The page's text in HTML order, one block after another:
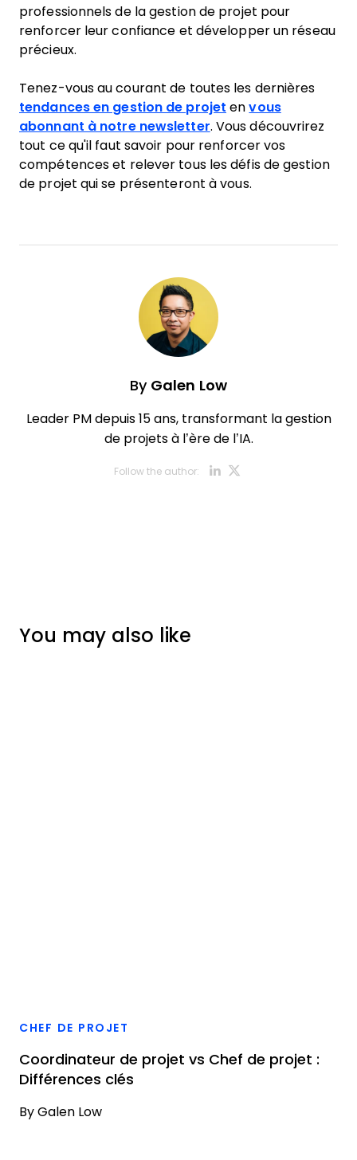
professionnels de la gestion de projet pour
renforcer leur confiance et développer un réseau
précieux.
Tenez-vous au courant de toutes les dernières
tendances en gestion de projet envous
abonnant à notre newsletter. Vous découvrirez
tout ce qu'il faut savoir pour renforcer vos
compétences et relever tous les défis de gestion
de projet qui se présenteront à vous.
By Galen Low
Leader PM depuis 15 ans, transformant la gestion
de projets à l’ère de l’IA.
Follow the author: Opens new
You may also like
CHEF DE PROJET
Coordinateur de projet vs Chef de projet :
Différences clés
By Galen Low